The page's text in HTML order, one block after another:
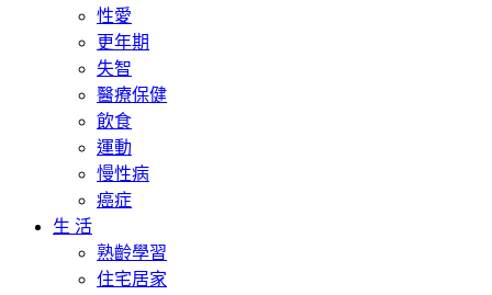
性愛
更年期
失智
醫療保健
飲食
運動
慢性病
癌症
生 活
熟齡學習
住宅居家